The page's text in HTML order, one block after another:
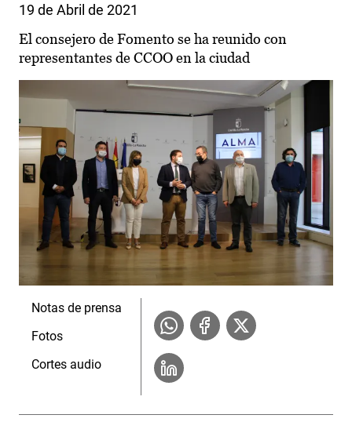
19 de Abril de 2021
El consejero de Fomento se ha reunido con
representantes de CCOO en la ciudad
Notas de prensa
Fotos
Cortes audio